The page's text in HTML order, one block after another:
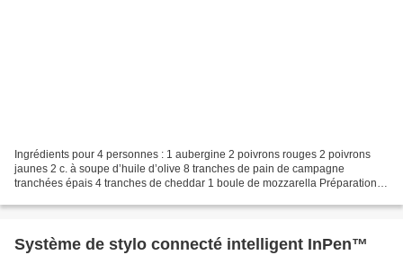
Ingrédients pour 4 personnes : 1 aubergine 2 poivrons rouges 2 poivrons
jaunes 2 c. à soupe d’huile d’olive 8 tranches de pain de campagne
tranchées épais 4 tranches de cheddar 1 boule de mozzarella Préparation :
Système de stylo connecté intelligent InPen™